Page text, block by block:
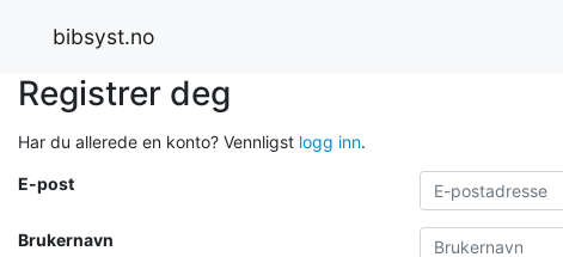
bibsyst.no
Registrer deg
Har du allerede en konto? Vennligst logg inn.
E-post
Brukernavn